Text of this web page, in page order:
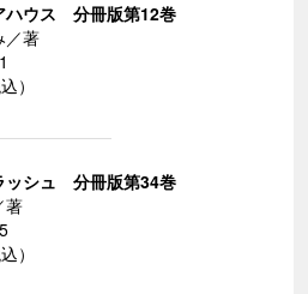
ハウス 分冊版第12巻
／著
）
ッシュ 分冊版第34巻
著
）